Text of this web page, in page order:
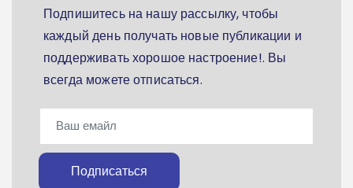
Подпишитесь на нашу рассылку, чтобы
каждый день получать новые публикации и
поддерживать хорошое настроение!. Вы
всегда можете отписаться.
Подписаться